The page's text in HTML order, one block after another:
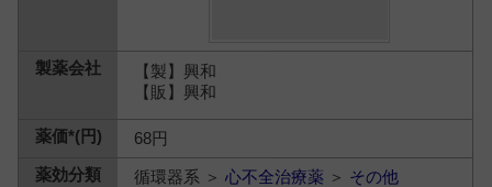
【製】興和
【販】興和
68円
循環器系 ＞心不全治療薬 ＞ その他